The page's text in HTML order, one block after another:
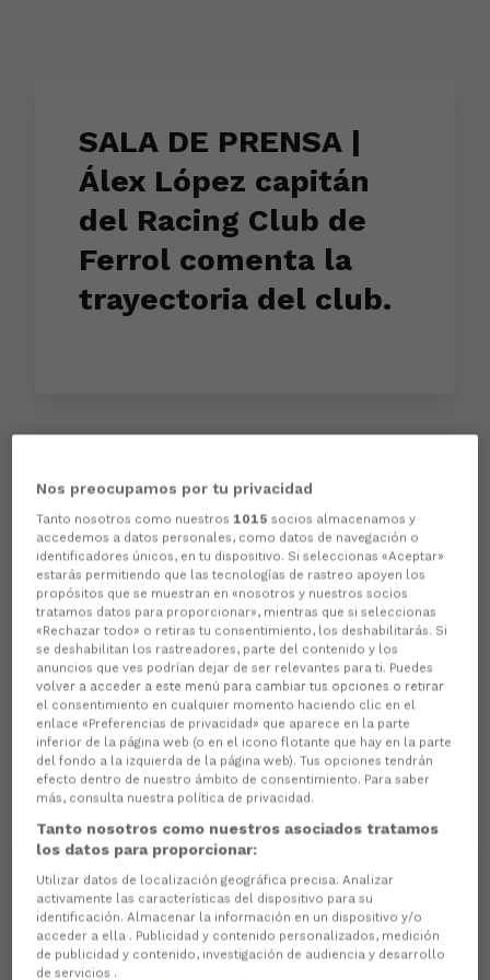
SALA DE PRENSA |
Álex López capitán
del Racing Club de
Ferrol comenta la
trayectoria del club.
Aún no hay reacciones. ¡Sé el primero!
Nos preocupamos por tu privacidad
Tanto nosotros como nuestros 1015 socios almacenamos y
accedemos a datos personales, como datos de navegación o
identificadores únicos, en tu dispositivo. Si seleccionas «Aceptar»
estarás permitiendo que las tecnologías de rastreo apoyen los
propósitos que se muestran en «nosotros y nuestros socios
tratamos datos para proporcionar», mientras que si seleccionas
«Rechazar todo» o retiras tu consentimiento, los deshabilitarás. Si
se deshabilitan los rastreadores, parte del contenido y los
anuncios que ves podrían dejar de ser relevantes para ti. Puedes
volver a acceder a este menú para cambiar tus opciones o retirar
el consentimiento en cualquier momento haciendo clic en el
enlace «Preferencias de privacidad» que aparece en la parte
inferior de la página web (o en el icono flotante que hay en la parte
del fondo a la izquierda de la página web). Tus opciones tendrán
efecto dentro de nuestro ámbito de consentimiento. Para saber
más, consulta nuestra política de privacidad.
Tanto nosotros como nuestros asociados tratamos
los datos para proporcionar:
Utilizar datos de localización geográfica precisa. Analizar
activamente las características del dispositivo para su
identificación. Almacenar la información en un dispositivo y/o
acceder a ella . Publicidad y contenido personalizados, medición
de publicidad y contenido, investigación de audiencia y desarrollo
de servicios .